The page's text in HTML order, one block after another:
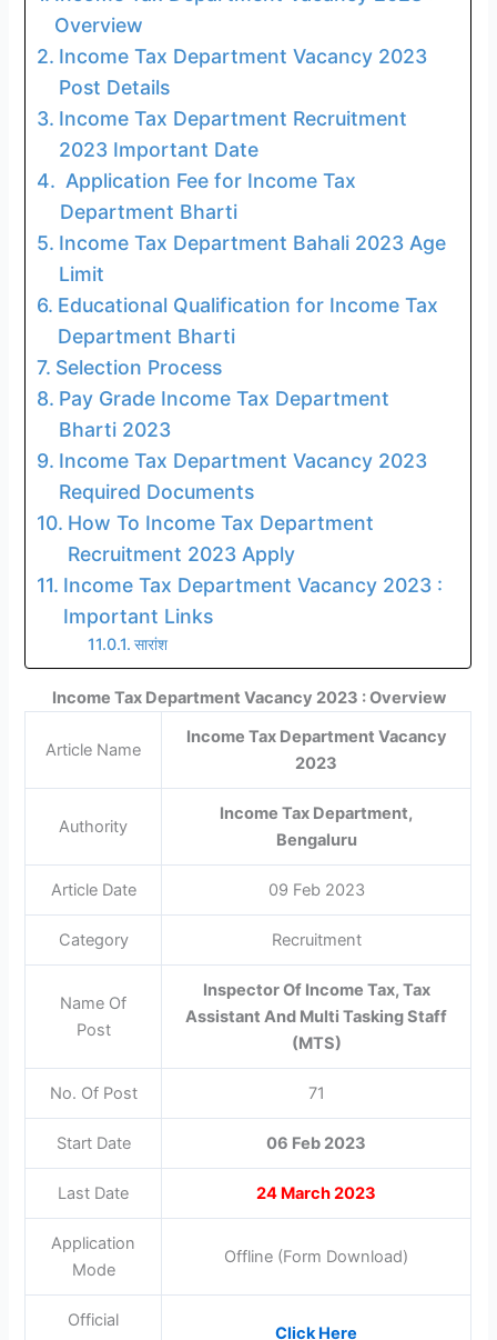
Overview
Income Tax Department Vacancy 2023
Post Details
Income Tax Department Recruitment
2023 Important Date
Application Fee for Income Tax
Department Bharti
Income Tax Department Bahali 2023 Age
Limit
Educational Qualification for Income Tax
Department Bharti
Selection Process
Pay Grade Income Tax Department
Bharti 2023
Income Tax Department Vacancy 2023
Required Documents
How To Income Tax Department
Recruitment 2023 Apply
Income Tax Department Vacancy 2023 :
Important Links
सारांश
Income Tax Department Vacancy 2023 : Overview
Article Name
Income Tax Department Vacancy
2023
Authority
Income Tax Department,
Bengaluru
Article Date 09 Feb 2023
Category Recruitment
Name Of
Post
Inspector Of Income Tax, Tax
Assistant And Multi Tasking Staff
(MTS)
No. Of Post 71
Start Date 06 Feb 2023
Last Date 24 March 2023
Application
Mode
Offline (Form Download)
Official
Click Here